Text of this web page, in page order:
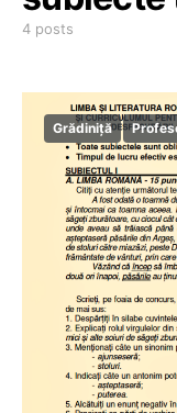
4 posts
Grădiniță